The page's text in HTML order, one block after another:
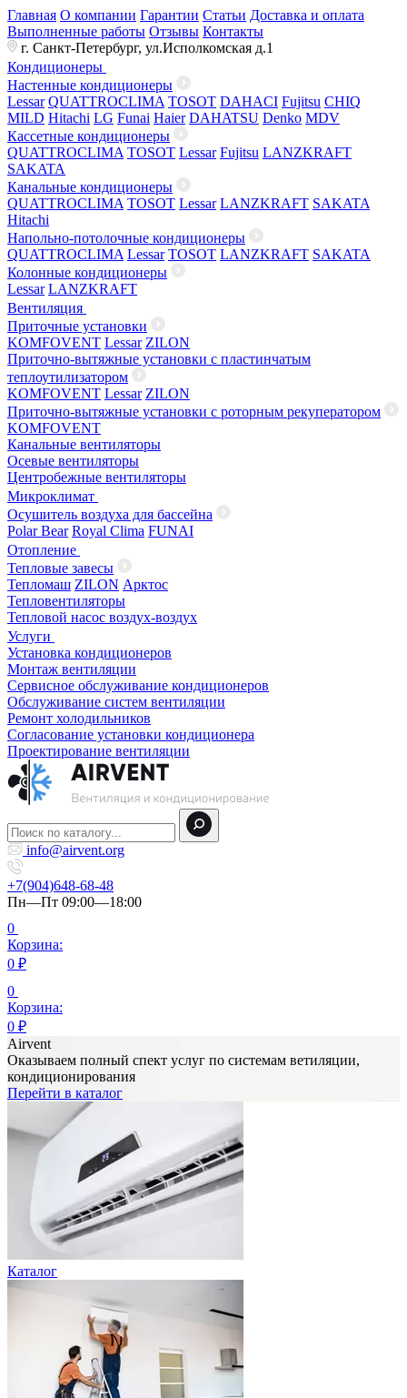
Главная О компании Гарантии Статьи Доставка и оплата
Выполненные работы Отзывы Контакты
г. Санкт-Петербург, ул.Исполкомская д.1
Кондиционеры
Настенные кондиционеры
Lessar QUATTROCLIMA TOSOT DAHACI Fujitsu CHIQ
MILD Hitachi LG Funai Haier DAHATSU Denko MDV
Кассетные кондиционеры
QUATTROCLIMA TOSOT Lessar Fujitsu LANZKRAFT
SAKATA
Канальные кондиционеры
QUATTROCLIMA TOSOT Lessar LANZKRAFT SAKATA
Hitachi
Напольно-потолочные кондиционеры
QUATTROCLIMA Lessar TOSOT LANZKRAFT SAKATA
Колонные кондиционеры
Lessar LANZKRAFT
Вентиляция
Приточные установки
KOMFOVENT Lessar ZILON
Приточно-вытяжные установки с пластинчатым
теплоутилизатором
KOMFOVENT Lessar ZILON
Приточно-вытяжные установки с роторным рекуператором
KOMFOVENT
Канальные вентиляторы
Осевые вентиляторы
Центробежные вентиляторы
Микроклимат
Осушитель воздуха для бассейна
Polar Bear Royal Clima FUNAI
Отопление
Тепловые завесы
Тепломаш ZILON Арктос
Тепловентиляторы
Тепловой насос воздух-воздух
Услуги
Установка кондиционеров
Монтаж вентиляции
Сервисное обслуживание кондиционеров
Обслуживание систем вентиляции
Ремонт холодильников
Согласование установки кондиционера
Проектирование вентиляции
info@airvent.org
+7(904)648-68-48
Пн—Пт 09:00—18:00
0
Корзина:
0 ₽
0
Корзина:
0 ₽
Airvent
Оказываем полный спект услуг по системам ветиляции,
кондиционирования
Перейти в каталог
Каталог